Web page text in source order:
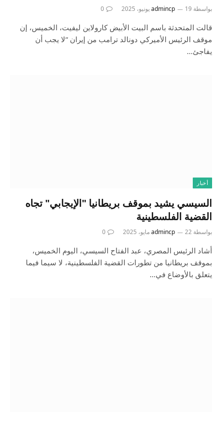
بواسطة admincp 19 يونيو، 2025 0
قالت المتحدثة باسم البيت الأبيض كارولاين ليفيت، الخميس، إن
موقف الرئيس الأميركي دونالد ترامب من إيران “لا يجب أن
يفاجئ…
أخبار
السيسي يشيد بموقف بريطانيا "الإيجابي" تجاه
القضية الفلسطينية
بواسطة admincp 22 مايو، 2025 0
أشاد الرئيس المصري، عبد الفتاح السيسي، اليوم الخميس،
بموقف بريطانيا من تطورات القضية الفلسطينية، لا سيما فيما
يتعلق بالأوضاع في…